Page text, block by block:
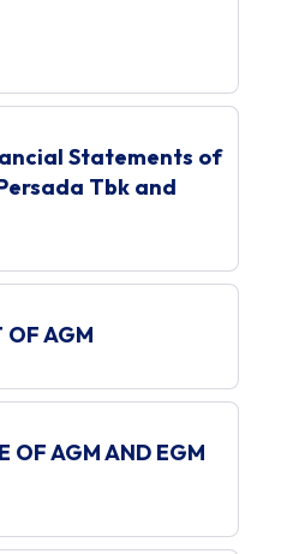
Statements of
Tbk and
OF AGM
OF AGM AND EGM